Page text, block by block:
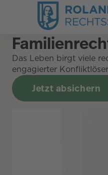
Das Leben birgt viele
engagierter
Jetzt absichern